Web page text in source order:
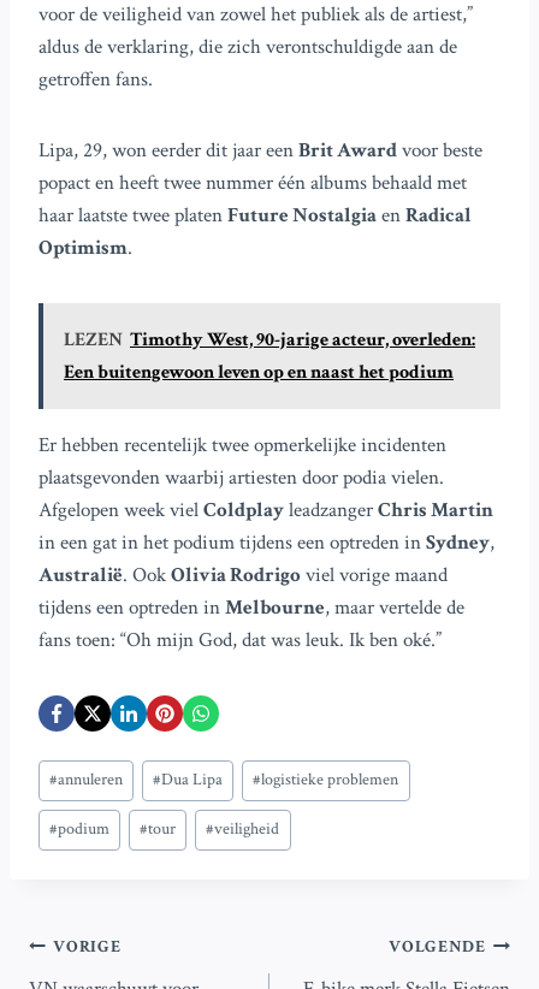
voor de veiligheid van zowel het publiek als de artiest,”
aldus de verklaring, die zich verontschuldigde aan de
getroffen fans.
Lipa, 29, won eerder dit jaar eenBrit Awardvoor beste
popact en heeft twee nummer één albums behaald met
haar laatste twee platenFuture NostalgiaenRadical
Optimism.
LEZEN Timothy West, 90-jarige acteur, overleden:
Een buitengewoon leven op en naast het podium
Er hebben recentelijk twee opmerkelijke incidenten
plaatsgevonden waarbij artiesten door podia vielen.
Afgelopen week vielColdplayleadzangerChris Martin
in een gat in het podium tijdens een optreden inSydney,
Australië. OokOlivia Rodrigoviel vorige maand
tijdens een optreden inMelbourne, maar vertelde de
fans toen: “Oh mijn God, dat was leuk. Ik ben oké.”
Bericht
tags:
#annuleren #Dua Lipa #logistieke problemen
#podium #tour #veiligheid
Bericht
VORIGE VOLGENDE